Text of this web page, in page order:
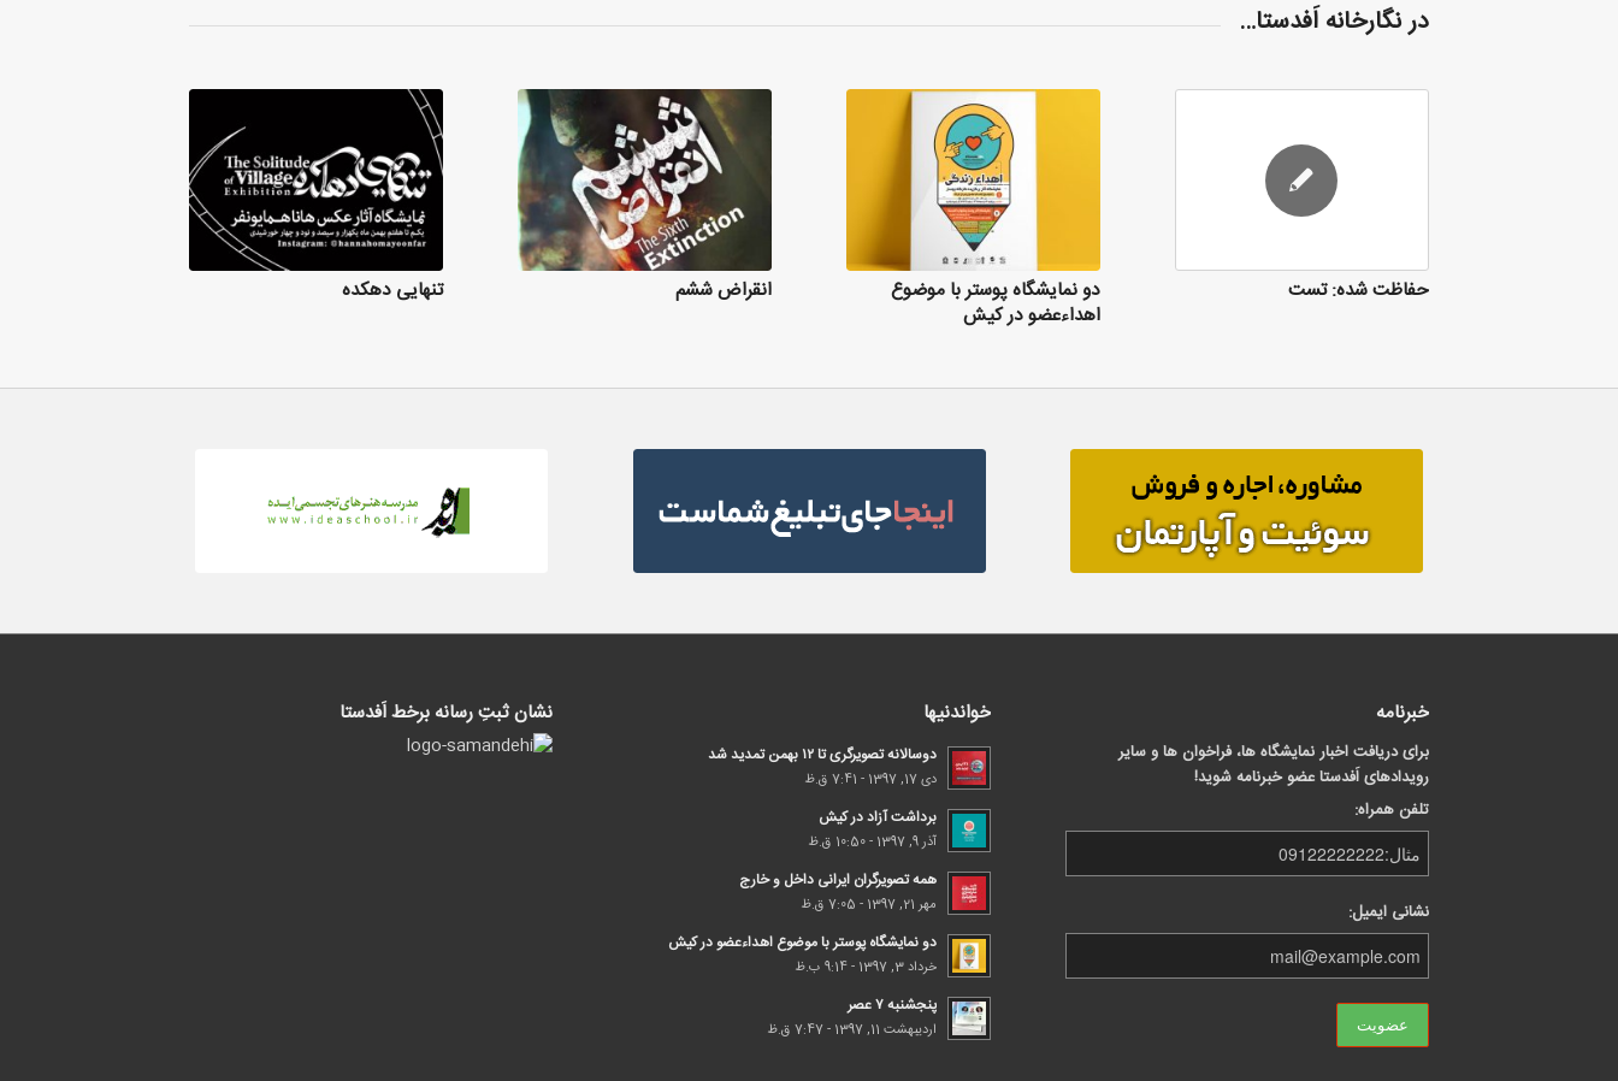
در نگارخانه اَفدستا…
حفاظت شده: تست
دو نمایشگاه پوستر با موضوع
اهداء‌عضو در کیش
انقراض ششم تنهایی دهکده موشن گرافیک جهان از نگاه من پنجاه و یک Sound Art
برای دریافت اخبار نمایشگاه ها، فراخوان ها و سایر
رویدادهای اَفدستا عضو خبرنامه شوید!
تلفن همراه:
دوسالانه تصویرگری تا ۱۲ بهمن تمدید شد
دی 17, 1397 - 7:41 ق.ظ
برداشت آزاد در کیش
آذر 9, 1397 - 10:50 ق.ظ
همه تصویرگران ایرانی داخل و خارج
مهر 21, 1397 - 7:05 ق.ظ
دو نمایشگاه پوستر با موضوع اهداء‌عضو در کیش
خرداد 3, 1397 - 9:14 ب.ظ
پنجشنبه ۷ عصر
اردیبهشت 11, 1397 - 7:47 ق.ظ